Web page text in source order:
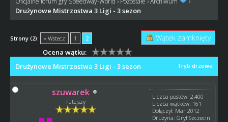
Drużynowe Mistrzostwa 3 Ligi - 3 sezon
Strony (2): « Wstecz 1 2 Wątek zamknięty
Ocena wątku:
Tryb drzewa
Drużynowe Mistrzostwa 3 Ligi - 3 sezon
szuwarek
Tutejszy
Liczba postów: 2,400
Liczba wątków: 161
Dołączył: Mar 2012
Drużyna: Gryf Szczecin